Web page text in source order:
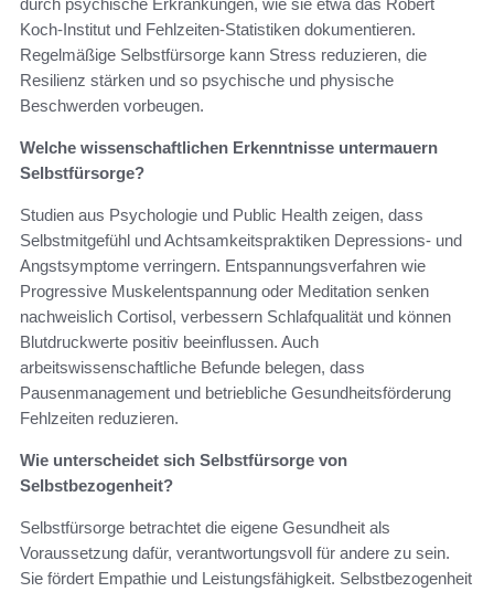
durch psychische Erkrankungen, wie sie etwa das Robert
Koch‑Institut und Fehlzeiten‑Statistiken dokumentieren.
Regelmäßige Selbstfürsorge kann Stress reduzieren, die
Resilienz stärken und so psychische und physische
Beschwerden vorbeugen.
Welche wissenschaftlichen Erkenntnisse untermauern
Selbstfürsorge?
Studien aus Psychologie und Public Health zeigen, dass
Selbstmitgefühl und Achtsamkeitspraktiken Depressions‑ und
Angstsymptome verringern. Entspannungsverfahren wie
Progressive Muskelentspannung oder Meditation senken
nachweislich Cortisol, verbessern Schlafqualität und können
Blutdruckwerte positiv beeinflussen. Auch
arbeitswissenschaftliche Befunde belegen, dass
Pausenmanagement und betriebliche Gesundheitsförderung
Fehlzeiten reduzieren.
Wie unterscheidet sich Selbstfürsorge von
Selbstbezogenheit?
Selbstfürsorge betrachtet die eigene Gesundheit als
Voraussetzung dafür, verantwortungsvoll für andere zu sein.
Sie fördert Empathie und Leistungsfähigkeit. Selbstbezogenheit